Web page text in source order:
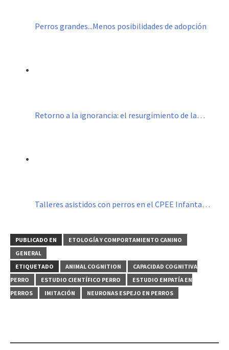
Perros grandes...Menos posibilidades de adopción
Retorno a la ignorancia: el resurgimiento de la…
Talleres asistidos con perros en el CPEE Infanta…
PUBLICADO EN
ETOLOGÍA Y COMPORTAMIENTO CANINO
GENERAL
ETIQUETADO
ANIMAL COGNITION
CAPACIDAD COGNITIVA
PERRO
ESTUDIO CIENTÍFICO PERRO
ESTUDIO EMPATÍA EN
PERROS
IMITACIÓN NEURONAS ESPEJO EN PERROS